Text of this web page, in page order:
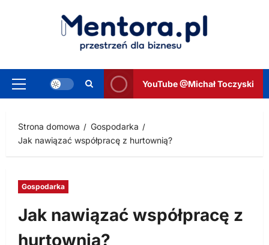
Menu
YouTube @Michał Toczyski
Strona domowa
Gospodarka
Jak nawiązać współpracę z hurtownią?
Gospodarka
Jak nawiązać współpracę z
hurtownią?